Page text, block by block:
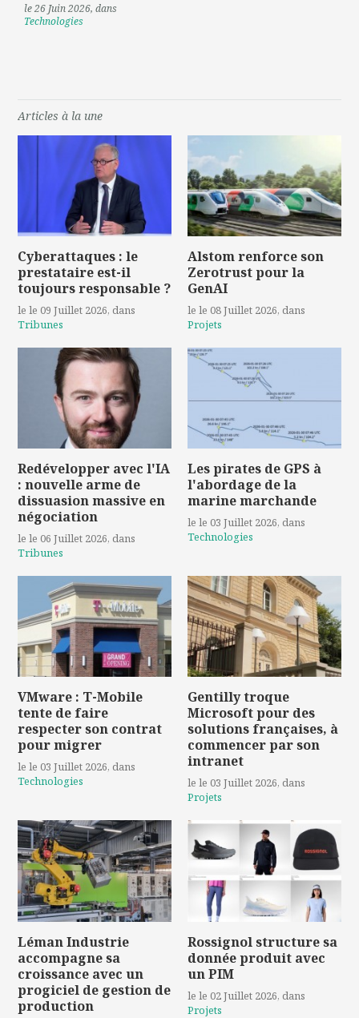
le 26 Juin 2026, dans
Technologies
Articles à la une
Cyberattaques : le
prestataire est-il
toujours responsable ?
le le 09 Juillet 2026, dans
Tribunes
Alstom renforce son
Zerotrust pour la
GenAI
le le 08 Juillet 2026, dans
Projets
Redévelopper avec l'IA
: nouvelle arme de
dissuasion massive en
négociation
le le 06 Juillet 2026, dans
Tribunes
Les pirates de GPS à
l'abordage de la
marine marchande
le le 03 Juillet 2026, dans
Technologies
VMware : T-Mobile
tente de faire
respecter son contrat
pour migrer
le le 03 Juillet 2026, dans
Technologies
Gentilly troque
Microsoft pour des
solutions françaises, à
commencer par son
intranet
le le 03 Juillet 2026, dans
Projets
Léman Industrie
accompagne sa
croissance avec un
progiciel de gestion de
production
Rossignol structure sa
donnée produit avec
un PIM
le le 02 Juillet 2026, dans
Projets